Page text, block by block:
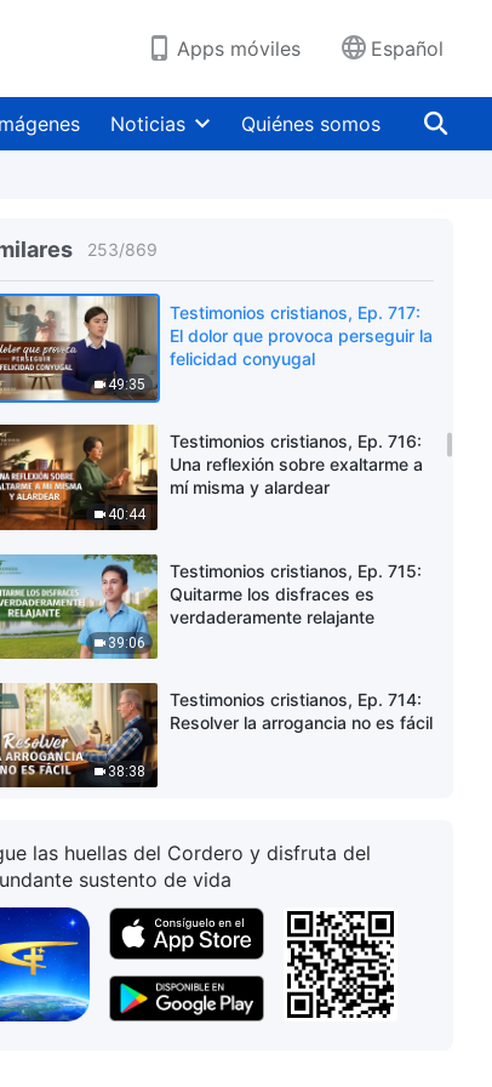
Apps móviles Español
Noticias Quiénes somos
253/869
42:36
Testimonios cristianos, Ep. 719:
tomado
38:17
49:35
Testimonios cristianos, Ep. 717:
El dolor que provoca perseguir la
felicidad conyugal
40:44
Testimonios cristianos, Ep. 716:
Una reflexión sobre exaltarme a
mí misma y alardear
39:06
Testimonios cristianos, Ep. 715:
Quitarme los disfraces es
verdaderamente relajante
38:38
Testimonios cristianos, Ep. 714:
Resolver la arrogancia no es fácil
El despertar de una esclava del
dinero
Testimonios cristianos, Ep. 712:
Qué preocupaciones se
escondían detrás de no querer
ser ascendido
las huellas del Cordero y disfruta del
sustento de vida